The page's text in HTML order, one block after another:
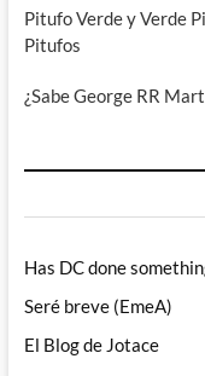
Pitufo Verde y Verde
Pitufos
¿Sabe George RR
Has DC done
Seré breve (EmeA)
El Blog de Jotace